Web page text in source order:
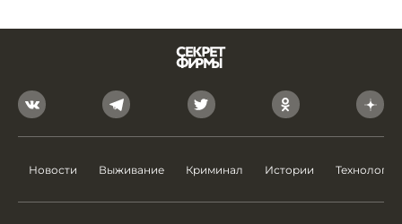
Новости Выживание Криминал Истории Технологии